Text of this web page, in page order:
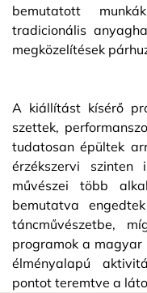
bemutatott
tradicionális
megközelítések
A kiállítást kísérő
szettek,
tudatosan épültek
érzékszervi
művészei több
bemutatva
táncművészetbe,
programok a
élményalapú
pontot teremtve a